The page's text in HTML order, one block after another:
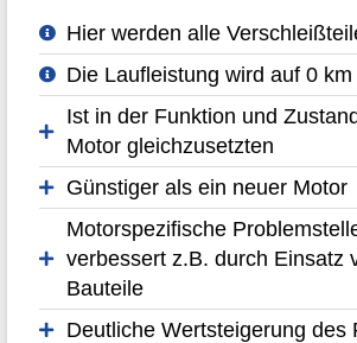
Hier werden alle
Die Laufleistung wird auf 0
Ist in der Funktion und
Motor gleichzusetzten
Günstiger als ein neuer Motor
Motorspezifische
verbessert z.B. durch Einsatz
Bauteile
Deutliche Wertsteigerung des